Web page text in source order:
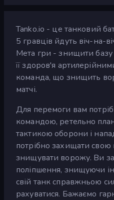
Tanko.io - це танковий
5 гравців йдуть віч-на-
Мета гри - знищити
її здоров'я
команда, що знищить
матчі.
Для перемоги вам
командою, ретельно
тактикою оборони і
потрібно захищати свою
знищувати ворожу. Ви
поліпшення, знищуючи
свій танк справжньою
рахуватися. Бажаємо